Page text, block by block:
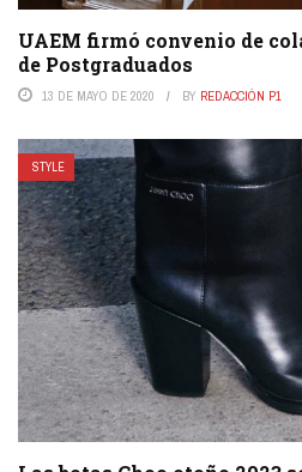
UAEM firmó convenio de
de Postgraduados
13 DE MAYO DE 2020 BY REDACCIÓN P1
STYLE